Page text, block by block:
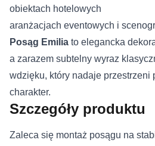
obiektach hotelowych
aranżacjach eventowych i
Posąg Emilia to elegancka
a zarazem subtelny wyraz
wdzięku, który nadaje przestrzeni
charakter.
Szczegóły produktu
Zaleca się montaż posągu na